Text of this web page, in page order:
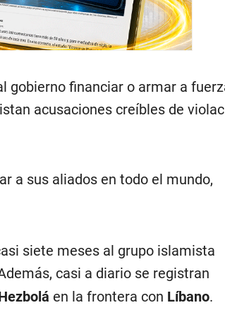
gobierno financiar o armar a
acusaciones creíbles de
a sus aliados en todo el mundo,
siete meses al grupo islamista
casi a diario se registran
en la frontera con Líbano.